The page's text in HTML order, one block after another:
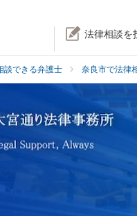
法律相談を
談できる弁護士 奈良市で法律